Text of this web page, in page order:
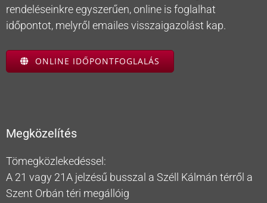
rendeléseinkre egyszerűen, online is foglalhat
időpontot, melyről emailes visszaigazolást kap.
ONLINE IDŐPONTFOGLALÁS
Megközelítés
Tömegközlekedéssel:
A 21 vagy 21A jelzésű busszal a Széll Kálmán térről a
Szent Orbán téri megállóig